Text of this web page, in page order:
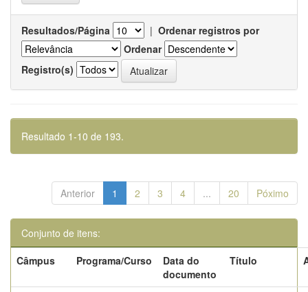
Resultados/Página | Ordenar registros por
Ordenar
Registro(s)
Resultado 1-10 de 193.
Anterior 1 2 3 4 ... 20 Póximo
Conjunto de itens:
Câmpus
Programa/Curso
Data do
documento
Título